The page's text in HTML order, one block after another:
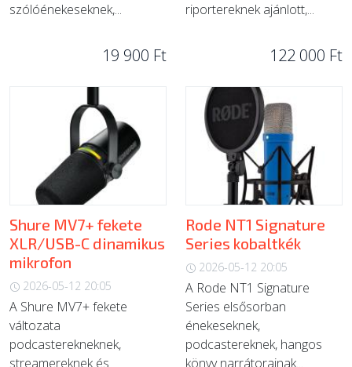
szólóénekeseknek,...
19 900 Ft
riportereknek ajánlott,...
122 000 Ft
Shure MV7+ fekete
XLR/USB-C dinamikus
mikrofon
2026-05-12 20:05
A Shure MV7+ fekete
változata
podcasterekneknek,
streamereknek és
Rode NT1 Signature
Series kobaltkék
2026-05-12 20:05
A Rode NT1 Signature
Series elsősorban
énekeseknek,
podcastereknek, hangos
könyv narrátorainak...